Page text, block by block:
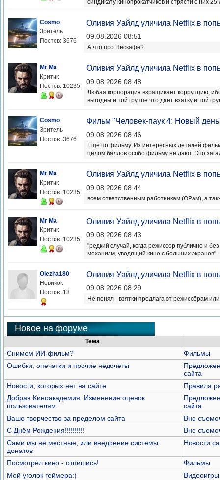
синдикату кинопрокатчиков и стрясти с них
Cosmo
Зритель
Постов: 3676
Оливия Уайлд уличила Netflix в
09.08.2026 08:51
А что про Нескафе?
Mr Ma
Критик
Постов: 10235
Оливия Уайлд уличила Netflix в
09.08.2026 08:48
Любая корпорация взращивает коррупцию,
выгодны и той группе что дает взятку и той
Cosmo
Зритель
Постов: 3676
Фильм "Человек-паук 4: Новый
09.08.2026 08:46
Ещё по фильму. Из интересных деталей
целом баллов особо фильму не дают. Это
Mr Ma
Критик
Постов: 10235
Оливия Уайлд уличила Netflix в
09.08.2026 08:44
всем ответственным работникам (ОРам), а
Mr Ma
Критик
Постов: 10235
Оливия Уайлд уличила Netflix в
09.08.2026 08:43
"редкий случай, когда режиссер публично и
механизм, уводящий кино с больших экранов"
Olezha180
Новичок
Постов: 13
Оливия Уайлд уличила Netflix в
09.08.2026 08:29
Не понял - взятки предлагают режиссёрам
Новое на форуме
Тема
Снимем ИИ-фильм?
Фильмы
Ошибки, опечатки и прочие недочеты
сайта
Новости, которых нет на сайте
Правила
Добрая Киноакадемия: Изменение оценок
пользователям
сайта
Ваше творчество за пределом сайта
Вне
С Днём Рождения!!!!!!!!!!
Вне
Сами мы не местные, или внедрение системы
донатов
Новости
Посмотрел кино - отпишись!
Фильмы
Мой уголок геймера:)
Видеоигры